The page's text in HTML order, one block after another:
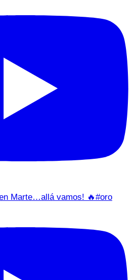
Marte…allá vamos! 🔥#oro